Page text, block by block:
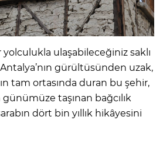
ulaşabileceğiniz saklı
Antalya’nın gürültüsünden uzak,
tam ortasında duran bu şehir,
günümüze taşınan bağcılık
dört bin yıllık hikâyesini